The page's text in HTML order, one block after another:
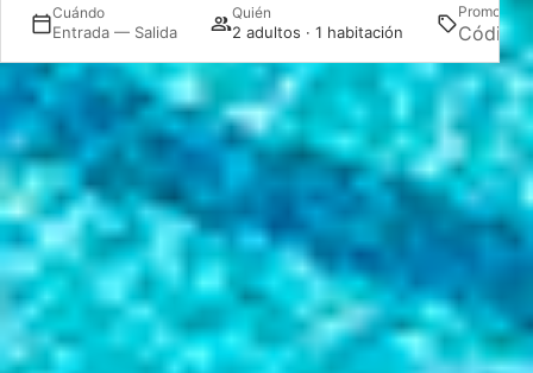
Cuándo
Entrada — Salida
Quién
2 adultos · 1 habitación
Promoción